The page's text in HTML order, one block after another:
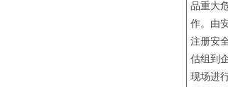
品重大
作。由
注册安
估组到
现场进